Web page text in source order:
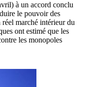
à un accord conclu
le pouvoir des
réel marché intérieur du
ont estimé que les
les monopoles